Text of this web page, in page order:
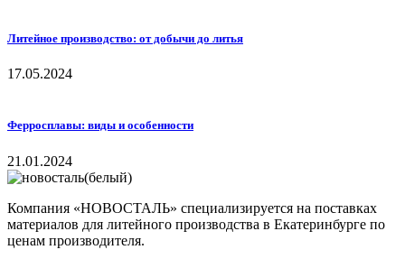
Литейное производство: от добычи до литья
17.05.2024
Ферросплавы: виды и особенности
21.01.2024
Компания «НОВОСТАЛЬ» специализируется на поставках
материалов для литейного производства в Екатеринбурге по
ценам производителя.